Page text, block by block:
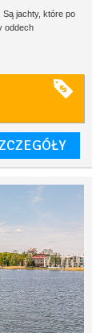
Są jachty, które po
oddech